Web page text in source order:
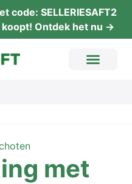
code: SELLERIESAFT2
Ont­dek het nu →
met